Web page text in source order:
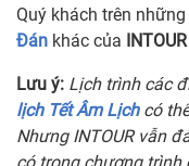
Quý khách trên
Đán khác của INTOUR
Lưu ý: Lịch trình các
lịch Tết Âm Lịchcó
Nhưng INTOUR vẫn